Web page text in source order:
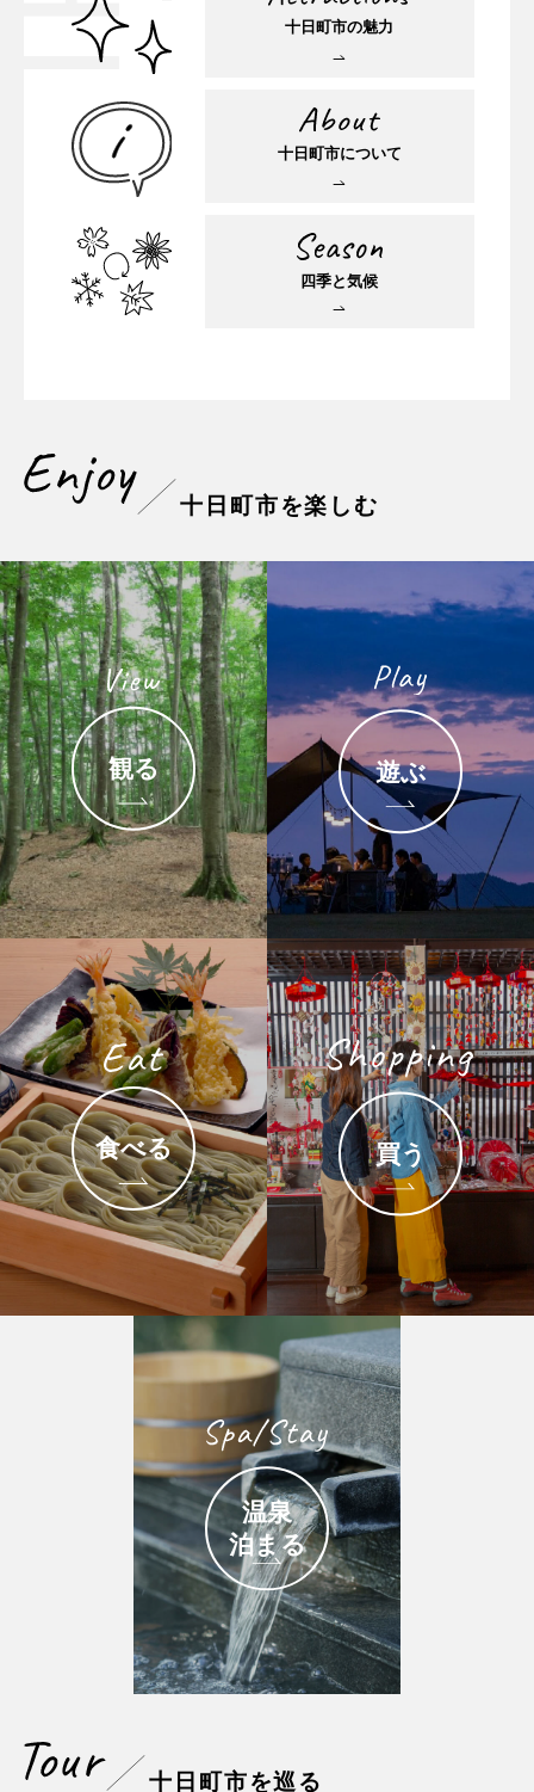
十日町市の魅力
十日町市について
四季と気候
十日町市を楽しむ
観る 遊ぶ
食べる 買う
温泉
泊まる
十日町市を巡る